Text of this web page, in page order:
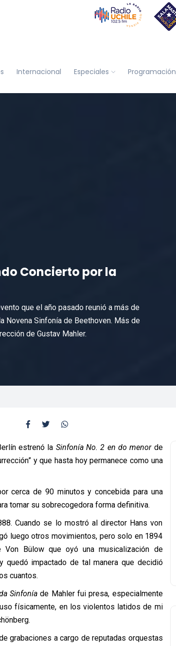
Internacional Especiales Programación
Concierto por la
que el año pasado reunió a más de
Novena Sinfonía de Beethoven. Más de
de Gustav Mahler.
estrenó la Sinfonía No. 2 en do menor de
y que hasta hoy permanece como una
cerca de 90 minutos y concebida para una
tomar su sobrecogedora forma definitiva.
Cuando se lo mostró al director Hans von
luego otros movimientos, pero solo en 1894
Von Bülow que oyó una musicalización de
quedó impactado de tal manera que decidió
cuantos.
Sinfonía de Mahler fui presa, especialmente
físicamente, en los violentos latidos de mi
grabaciones a cargo de reputadas orquestas